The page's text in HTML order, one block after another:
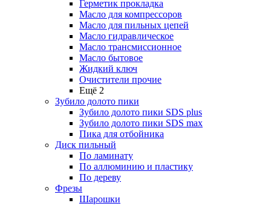
Герметик прокладка
Масло для компрессоров
Масло для пильных цепей
Масло гидравлическое
Масло трансмиссионное
Масло бытовое
Жидкий ключ
Очистители прочие
Ещё 2
Зубило долото пики
Зубило долото пики SDS plus
Зубило долото пики SDS max
Пика для отбойника
Диск пильный
По ламинату
По аллюминию и пластику
По дереву
Фрезы
Шарошки